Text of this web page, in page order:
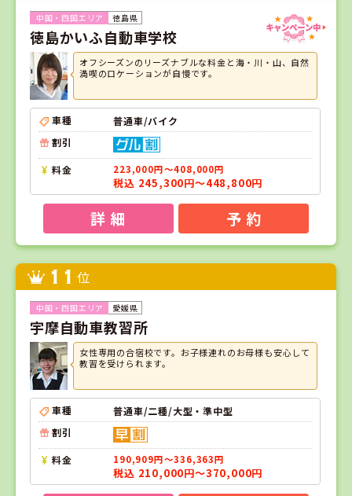
徳島県
徳島かいふ自動車学校
オフシーズンのリーズナブルな料金と海・川・山、自然
満喫のロケーションが自慢です。
車種
普通車/バイク
割引
料金 223,000円～408,000円
税込 245,300円～448,800円
詳 細 予 約
11 位
愛媛県
宇摩自動車教習所
女性専用の合宿校です。お子様連れのお母様も安心して
教習を受けられます。
車種
普通車/二種/大型・準中型
割引
料金 190,909円～336,363円
税込 210,000円～370,000円